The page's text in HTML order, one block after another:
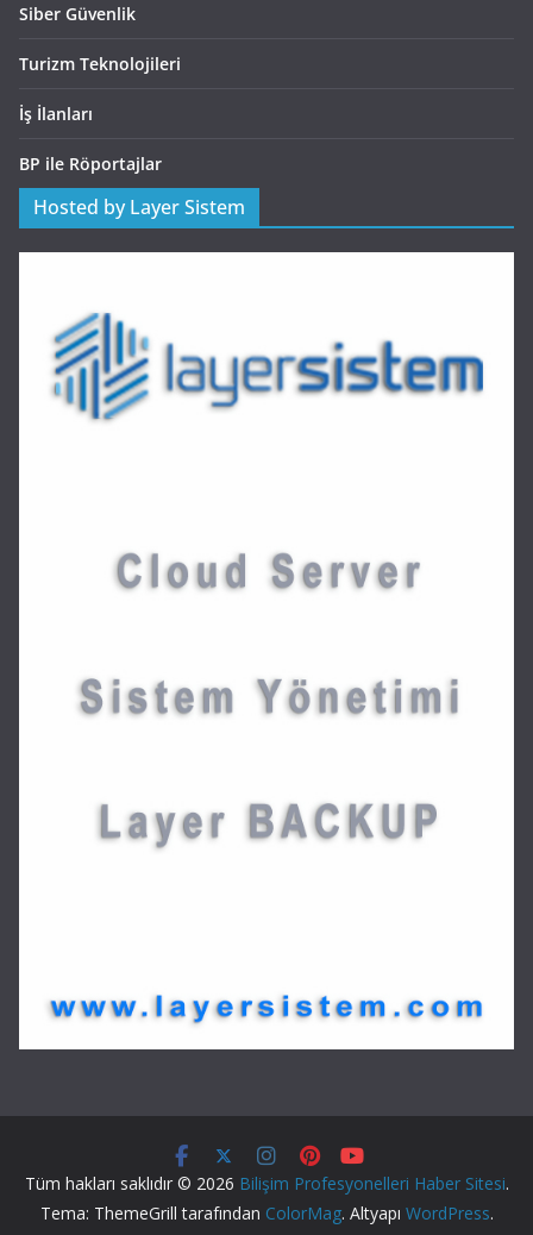
Siber Güvenlik
Turizm Teknolojileri
İş İlanları
BP ile Röportajlar
Hosted by Layer Sistem
Tüm hakları saklıdır © 2026 Bilişim Profesyonelleri Haber Sitesi.
Tema: ThemeGrill tarafından ColorMag. Altyapı WordPress.